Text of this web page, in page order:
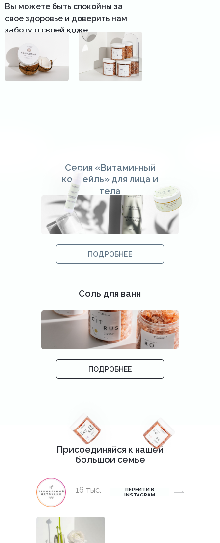
Вы можете быть спокойны за
свое здоровье и доверить нам
заботу о своей коже.
ПОДРОБНЕЕ
Соль для ванн
ПОДРОБНЕЕ
Серия «Витаминный
коктейль» для лица и
тела
Присоединяйся к нашей
большой семье
16 тыс.
ПЕРЕЙТИ В
INSTAGRAM